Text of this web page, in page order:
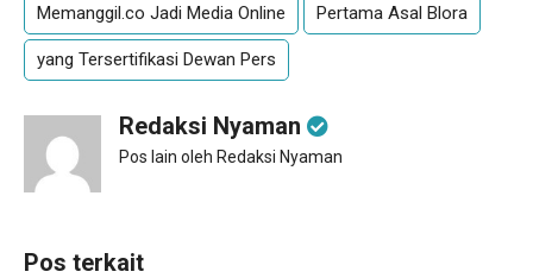
Memanggil.co Jadi Media Online Pertama Asal Blora
yang Tersertifikasi Dewan Pers
Redaksi Nyaman
Pos lain oleh Redaksi Nyaman
Pos terkait